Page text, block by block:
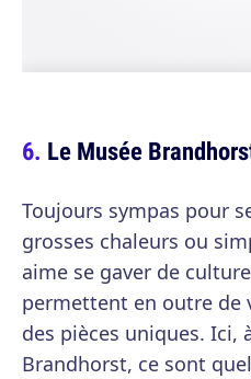
Le Musée
Toujours sympas pour
grosses chaleurs ou
aime se gaver de
permettent en outre de
des pièces uniques. Ici,
Brandhorst, ce sont